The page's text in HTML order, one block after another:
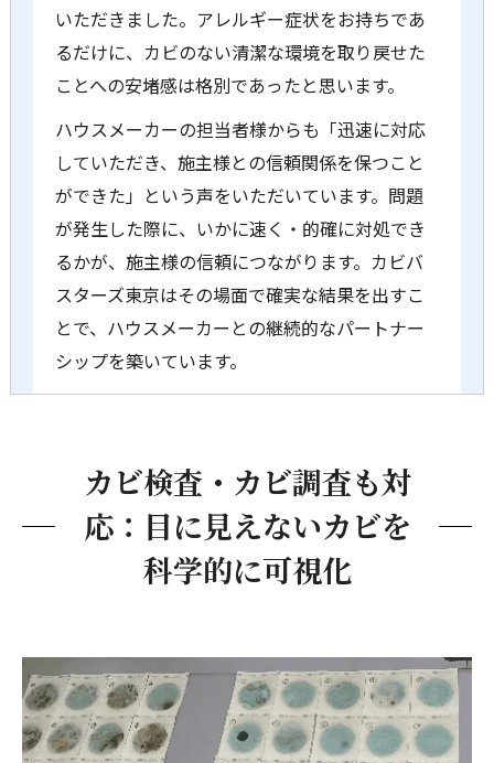
いただきました。アレルギー症状をお持ちであ
るだけに、カビのない清潔な環境を取り戻せた
ことへの安堵感は格別であったと思います。
ハウスメーカーの担当者様からも「迅速に対応
していただき、施主様との信頼関係を保つこと
ができた」という声をいただいています。問題
が発生した際に、いかに速く・的確に対処でき
るかが、施主様の信頼につながります。カビバ
スターズ東京はその場面で確実な結果を出すこ
とで、ハウスメーカーとの継続的なパートナー
シップを築いています。
カビ検査・カビ調査も対
応：目に見えないカビを
科学的に可視化